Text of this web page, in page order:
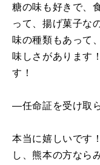
糖の味も好きで、
って、揚げ菓子な
味の種類もあって
味しさがあります
す！
―任命証を受け取
本当に嬉しいです
し、熊本の方なら